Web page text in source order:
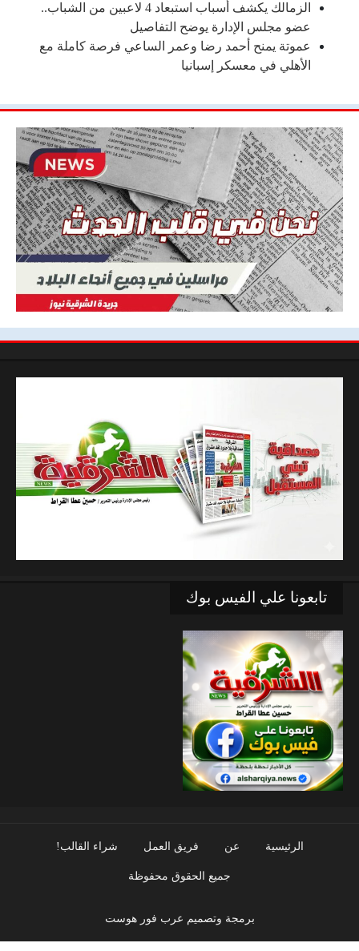
الزمالك يكشف أسباب استبعاد 4 لاعبين من الشباب..
عضو مجلس الإدارة يوضح التفاصيل
عموتة يمنح أحمد رضا وعمر الساعي فرصة كاملة مع
الأهلي في معسكر إسبانيا
تابعونا علي الفيس بوك
الرئيسية عن فريق العمل شراء القالب!
جميع الحقوق محفوظة
برمجة وتصميم عرب فور هوست